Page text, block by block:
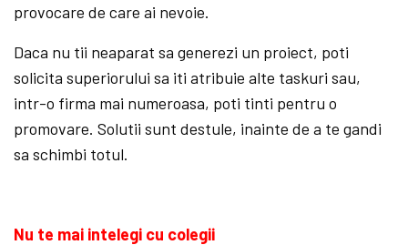
provocare de care ai nevoie.
Daca nu tii neaparat sa generezi un proiect, poti
solicita superiorului sa iti atribuie alte taskuri sau,
intr-o firma mai numeroasa, poti tinti pentru o
promovare. Solutii sunt destule, inainte de a te gandi
sa schimbi totul.
Nu te mai intelegi cu colegii